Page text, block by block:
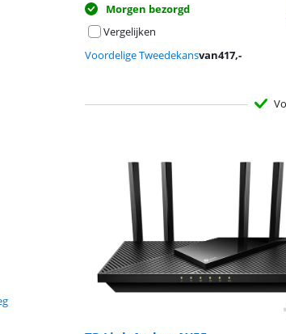
Morgen bezorgd
Vergelijken
Voordelige Tweedekansvan417,-